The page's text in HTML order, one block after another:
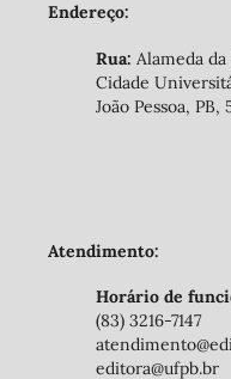
Endereço:
Rua: Alameda
Cidade
João Pessoa, PB,
Atendimento:
Horário de
(83) 3216-7147
editora@ufpb.br